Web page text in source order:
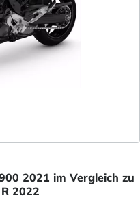
2021 im Vergleich zu
2022